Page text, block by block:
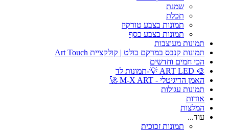
שמנת
תכלת
תמונות בצבע טורקיז
תמונות בצבע כסף
תמונות מעוצבות
תמונות קנבס במרקם בולט | קולקציית Art Touch
הכי חמים וחדשים
🎨 ART LED 💡-תמונות לד
האמן הדיגיטלי - M-X ART 🚀
תמונות עגולות
אודות
המלצות
עוד...
תמונות זכוכית